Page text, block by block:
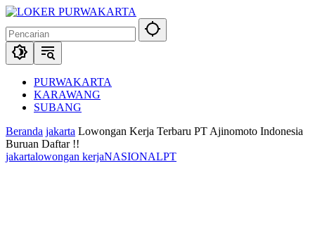
Langsung
konten
PURWAKARTA
KARAWANG
SUBANG
Beranda jakarta Lowongan Kerja Terbaru PT Ajinomoto Indonesia
Buruan Daftar !!
jakartalowongan kerjaNASIONALPT